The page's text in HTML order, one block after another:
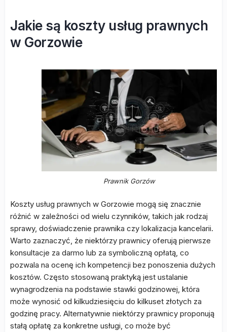
Jakie są koszty usług prawnych
w Gorzowie
Prawnik Gorzów
Koszty usług prawnych w Gorzowie mogą się znacznie
różnić w zależności od wielu czynników, takich jak rodzaj
sprawy, doświadczenie prawnika czy lokalizacja kancelarii.
Warto zaznaczyć, że niektórzy prawnicy oferują pierwsze
konsultacje za darmo lub za symboliczną opłatą, co
pozwala na ocenę ich kompetencji bez ponoszenia dużych
kosztów. Często stosowaną praktyką jest ustalanie
wynagrodzenia na podstawie stawki godzinowej, która
może wynosić od kilkudziesięciu do kilkuset złotych za
godzinę pracy. Alternatywnie niektórzy prawnicy proponują
stałą opłatę za konkretne usługi, co może być